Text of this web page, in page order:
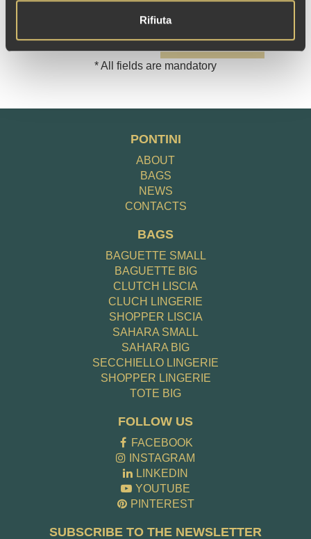
Rifiuta
* All fields are mandatory
PONTINI
ABOUT
BAGS
NEWS
CONTACTS
BAGS
BAGUETTE SMALL
BAGUETTE BIG
CLUTCH LISCIA
CLUCH LINGERIE
SHOPPER LISCIA
SAHARA SMALL
SAHARA BIG
SECCHIELLO LINGERIE
SHOPPER LINGERIE
TOTE BIG
FOLLOW US
FACEBOOK
INSTAGRAM
LINKEDIN
YOUTUBE
PINTEREST
SUBSCRIBE TO THE NEWSLETTER